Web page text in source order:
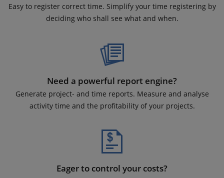
Easy to register correct time. Simplify your time registering by
deciding who shall see what and when.
Need a powerful report engine?
Generate project- and time reports. Measure and analyse
activity time and the profitability of your projects.
Eager to control your costs?